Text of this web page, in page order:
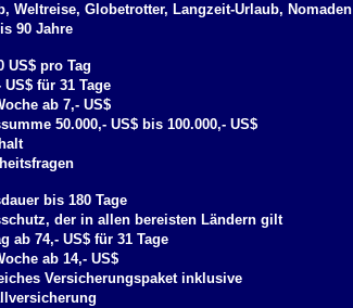
Weltreise, Globetrotter, Langzeit-Urlaub, Nomaden
90 Jahre
US$ pro Tag
US$ für 31 Tage
ab 7,- US$
50.000,- US$ bis 100.000,- US$
bis 180 Tage
der in allen bereisten Ländern gilt
ab 74,- US$ für 31 Tage
ab 14,- US$
Versicherungspaket inklusive